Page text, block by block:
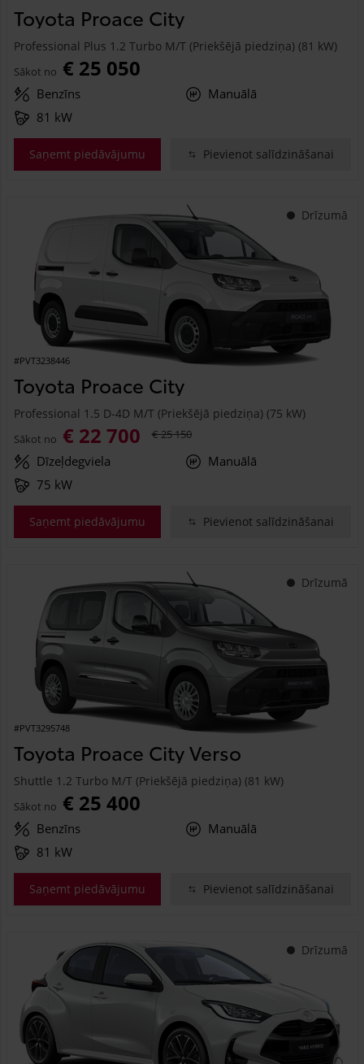
Toyota Proace City
Professional Plus 1.2 Turbo M/T (Priekšējā piedziņa) (81 kW)
Sākot no € 25 050
Benzīns
Manuālā
81 kW
Saņemt piedāvājumu Pievienot salīdzināšanai
Drīzumā
#PVT3238446
Toyota Proace City
Professional 1.5 D-4D M/T (Priekšējā piedziņa) (75 kW)
Sākot no € 22 700 € 25 150
Dīzeļdegviela
Manuālā
75 kW
Saņemt piedāvājumu Pievienot salīdzināšanai
Drīzumā
#PVT3295748
Toyota Proace City Verso
Shuttle 1.2 Turbo M/T (Priekšējā piedziņa) (81 kW)
Sākot no € 25 400
Benzīns
Manuālā
81 kW
Saņemt piedāvājumu Pievienot salīdzināšanai
Drīzumā